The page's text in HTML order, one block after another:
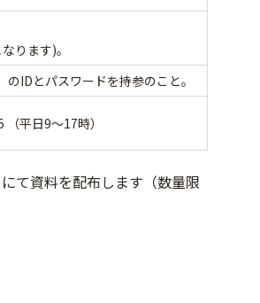
ります)。
IDとパスワードを持参のこと。
平日9～17時）
て資料を配布します（数量限